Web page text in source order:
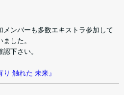
メンバーも多数エキストラ参加して
した。
下さい。
触れた 未来』